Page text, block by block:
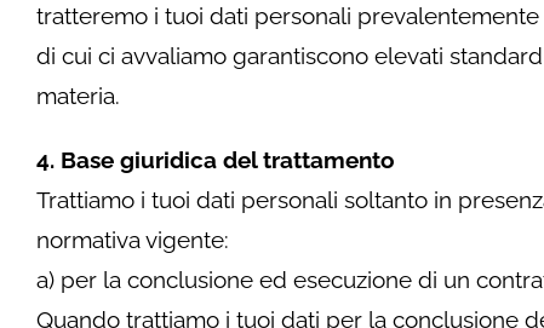
tratteremo i tuoi dati personali
di cui ci avvaliamo garantiscono elevati
materia.
4. Base giuridica del trattamento
Trattiamo i tuoi dati personali soltanto in
normativa vigente:
a) per la conclusione ed esecuzione di un
Quando trattiamo i tuoi dati per la conclusione